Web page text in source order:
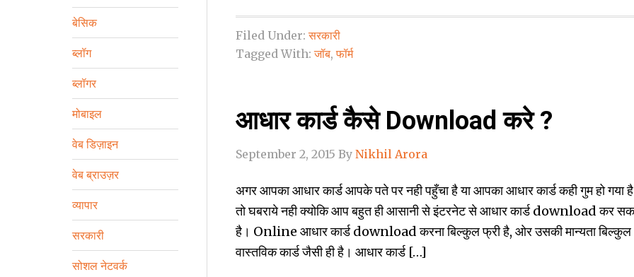
Filed Under:सरकारी
Tagged With:जॉब,फॉर्म
आधार कार्ड कैसे Download करे ?
September 2, 2015 By Nikhil Arora
अगर आपका आधार कार्ड आपके पते पर नही पहुँचा है या आपका आधार कार्ड कही गुम हो गया है
तो घबराये नही क्‍योकि आप बहुत ही आसानी से इंटरनेट से आधार कार्ड download कर
है। Online आधार कार्ड download करना बिल्‍कुल फ्री है, ओर उसकी मान्‍यता बिल्‍कुल
वास्‍तविक कार्ड जैसी ही है। आधार कार्ड […]
बेसिक
ब्‍लॉग
ब्लॉगर
मोबाइल
वेब डिज़ाइन
वेब ब्राउज़र
व्‍यापार
सरकारी
सोशल नेटवर्क